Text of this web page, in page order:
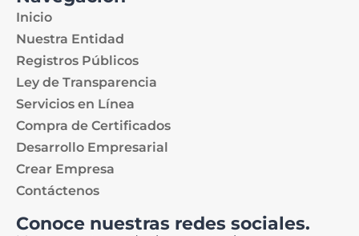
Inicio
Nuestra Entidad
Registros Públicos
Ley de Transparencia
Servicios en Línea
Compra de Certificados
Desarrollo Empresarial
Crear Empresa
Contáctenos
Conoce nuestras redes sociales.